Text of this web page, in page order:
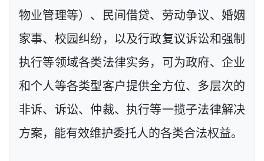
物业管理等）、民间借贷、劳动争议、婚姻
家事、校园纠纷，以及行政复议诉讼和强制
执行等领域各类法律实务，可为政府、企业
和个人等各类型客户提供全方位、多层次的
非诉、诉讼、仲裁、执行等一揽子法律解决
方案，能有效维护委托人的各类合法权益。